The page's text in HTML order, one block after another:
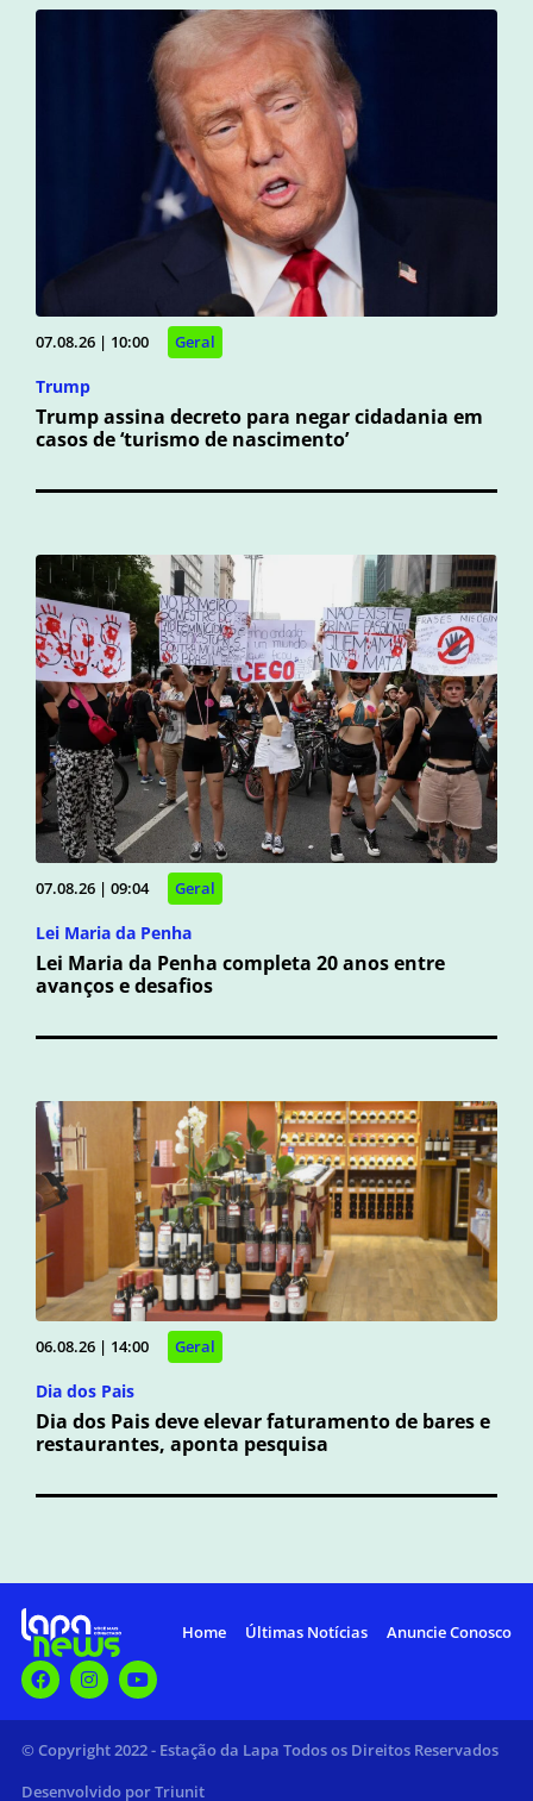
07.08.26 | 10:00 Geral
Trump
Trump assina decreto para negar cidadania em
casos de ‘turismo de nascimento’
07.08.26 | 09:04 Geral
Lei Maria da Penha
Lei Maria da Penha completa 20 anos entre
avanços e desafios
06.08.26 | 14:00 Geral
Dia dos Pais
Dia dos Pais deve elevar faturamento de bares e
restaurantes, aponta pesquisa
Home Últimas Notícias Anuncie Conosco
© Copyright 2022 - Estação da Lapa Todos os Direitos Reservados
Desenvolvido por Triunit